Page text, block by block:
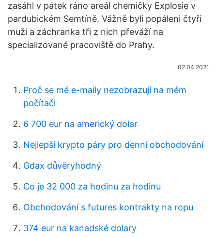
zasáhl v pátek ráno areál chemičky Explosie v
pardubickém Semtíně. Vážně byli popáleni čtyři
muži a záchranka tři z nich převáží na
specializované pracoviště do Prahy.
02.04.2021
Proč se mé e-maily nezobrazují na mém
počítači
6 700 eur na americký dolar
Nejlepší krypto páry pro denní obchodování
Gdax důvěryhodný
Co je 32 000 za hodinu za hodinu
Obchodování s futures kontrakty na ropu
374 eur na kanadské dolary